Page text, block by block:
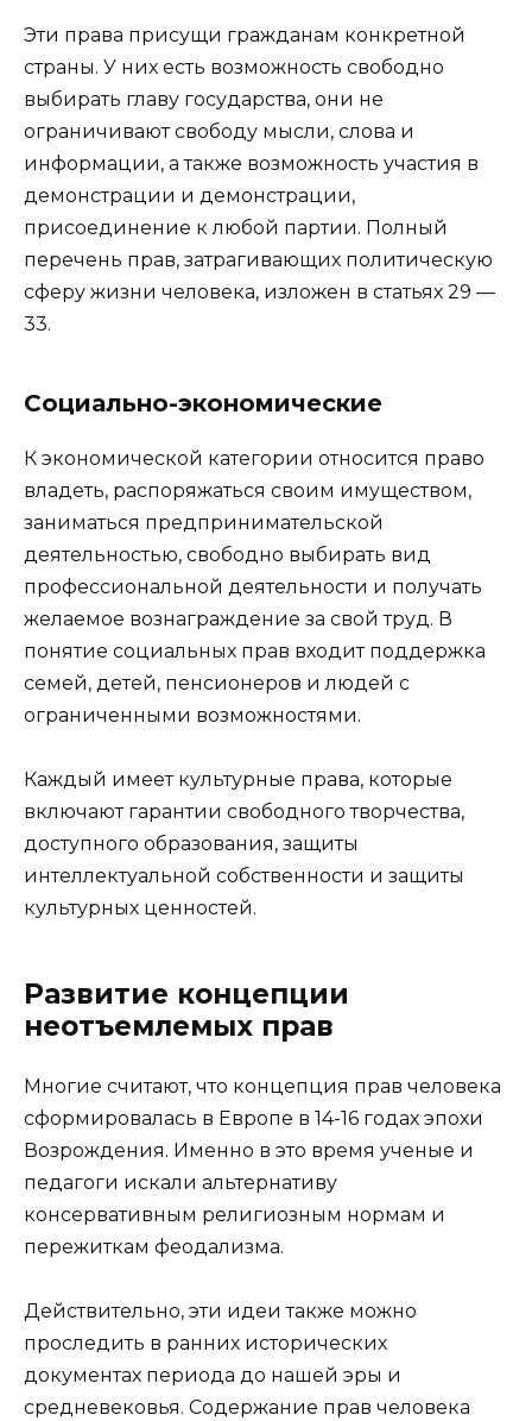
Эти права присущи гражданам конкретной
страны. У них есть возможность свободно
выбирать главу государства, они не
ограничивают свободу мысли, слова и
информации, а также возможность участия в
демонстрации и демонстрации,
присоединение к любой партии. Полный
перечень прав, затрагивающих политическую
сферу жизни человека, изложен в статьях 29 —
33.
Социально-экономические
К экономической категории относится право
владеть, распоряжаться своим имуществом,
заниматься предпринимательской
деятельностью, свободно выбирать вид
профессиональной деятельности и получать
желаемое вознаграждение за свой труд. В
понятие социальных прав входит поддержка
семей, детей, пенсионеров и людей с
ограниченными возможностями.
Каждый имеет культурные права, которые
включают гарантии свободного творчества,
доступного образования, защиты
интеллектуальной собственности и защиты
культурных ценностей.
Развитие концепции
неотъемлемых прав
Многие считают, что концепция прав человека
сформировалась в Европе в 14-16 годах эпохи
Возрождения. Именно в это время ученые и
педагоги искали альтернативу
консервативным религиозным нормам и
пережиткам феодализма.
Действительно, эти идеи также можно
проследить в ранних исторических
документах периода до нашей эры и
средневековья. Содержание прав человека